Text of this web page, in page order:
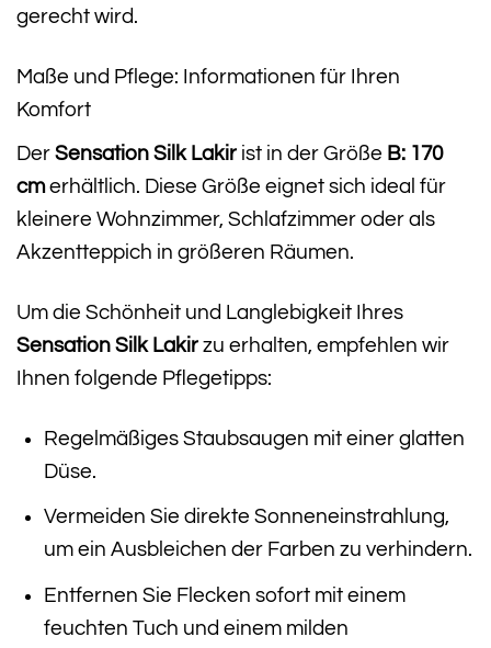
gerecht wird.
Maße und Pflege: Informationen für Ihren
Komfort
Der Sensation Silk Lakir ist in der Größe B: 170
cmerhältlich. Diese Größe eignet sich ideal für
kleinere Wohnzimmer, Schlafzimmer oder als
Akzentteppich in größeren Räumen.
Um die Schönheit und Langlebigkeit Ihres
Sensation Silk Lakir zu erhalten, empfehlen wir
Ihnen folgende Pflegetipps:
Regelmäßiges Staubsaugen mit einer glatten
Düse.
Vermeiden Sie direkte Sonneneinstrahlung,
um ein Ausbleichen der Farben zu verhindern.
Entfernen Sie Flecken sofort mit einem
feuchten Tuch und einem milden